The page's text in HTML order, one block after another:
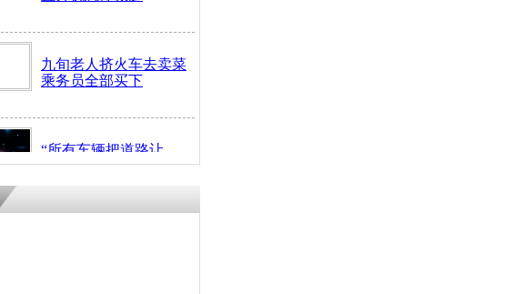
九旬老人挤火车去卖菜
乘务员全部买下
“所有车辆把道路让
开！”儿童突发疾病交